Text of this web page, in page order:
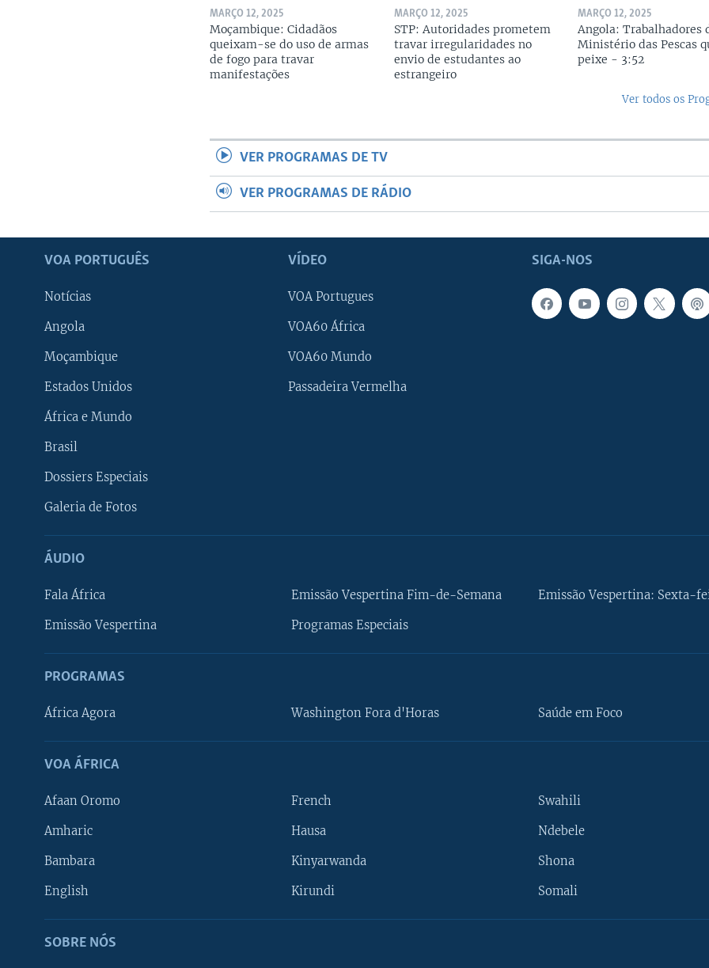
MARÇO 12, 2025
Moçambique: Cidadãos
queixam-se do uso de armas
de fogo para travar
manifestações
MARÇO 12, 2025
STP: Autoridades prometem
travar irregularidades no
envio de estudantes ao
estrangeiro
MARÇO 12, 2025
Angola: Trabalhadores
Ministério das Pescas
peixe - 3:52
Ver todos os
VER PROGRAMAS DE TV
VER PROGRAMAS DE RÁDIO
SIGA-NOS
VOA PORTUGUÊS
Notícias
Angola
Moçambique
Estados Unidos
África e Mundo
Brasil
Dossiers Especiais
Galeria de Fotos
VÍDEO
VOA Portugues
VOA60 África
VOA60 Mundo
Passadeira Vermelha
ÁUDIO
Fala África
Emissão Vespertina
Emissão Vespertina Fim-de-Semana
Programas Especiais
Emissão Vespertina: Sexta-
PROGRAMAS
África Agora Washington Fora d'Horas Saúde em Foco
VOA ÁFRICA
Afaan Oromo
Amharic
Bambara
English
French
Hausa
Kinyarwanda
Kirundi
Swahili
Ndebele
Shona
Somali
SOBRE NÓS